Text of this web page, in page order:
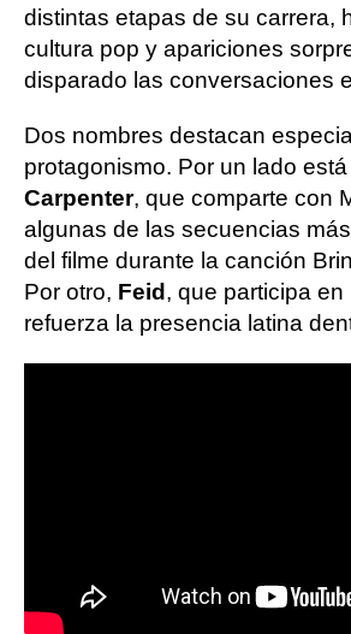
distintas etapas de su carrera,
cultura pop y apariciones
disparado las conversaciones
Dos nombres destacan
protagonismo. Por un lado está
Carpenter, que comparte con
algunas de las secuencias
del filme durante la canción
Por otro, Feid , que participa
refuerza la presencia latina